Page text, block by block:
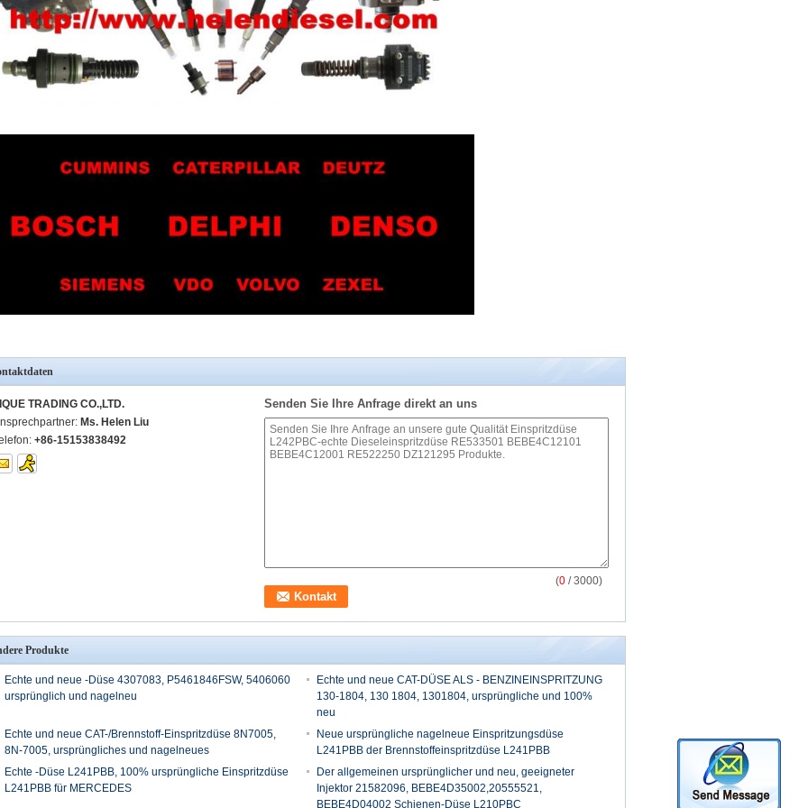
TRADING CO.,LTD.
Ms. Helen Liu
+86-15153838492
Senden Sie Ihre Anfrage direkt an uns
(0 / 3000)
Produkte
Echte und neue -Düse 4307083, P5461846FSW, 5406060
ursprünglich und nagelneu
Echte und neue CAT-DÜSE ALS - BENZINEINSPRITZUNG
130-1804, 130 1804, 1301804, ursprüngliche und 100%
neu
Echte und neue CAT-/Brennstoff-Einspritzdüse 8N7005,
8N-7005, ursprüngliches und nagelneues
Neue ursprüngliche nagelneue Einspritzungsdüse
L241PBB der Brennstoffeinspritzdüse L241PBB
Echte -Düse L241PBB, 100% ursprüngliche Einspritzdüse
L241PBB für MERCEDES
Der allgemeinen ursprünglicher und neu, geeigneter
Injektor 21582096, BEBE4D35002,20555521,
BEBE4D04002 Schienen-Düse L210PBC